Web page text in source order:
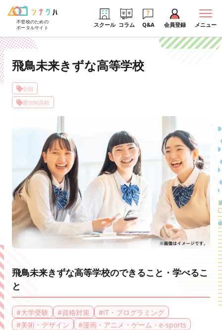
不登校のための
ポータルサイト
スクール コラム Q&A 会員登録 メニュー
飛鳥未来きずな高等学校
全国
通信制高校
飛鳥未来きずな高等学校のできること・学べるこ
と
#大学受験 #資格対策 #IT・プログラミング
#美術・デザイン #漫画・アニメ・ゲーム・e-sports